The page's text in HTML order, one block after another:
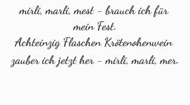
mirli, marli, mest - brauch ich für
mein Fest.
Achteinzig Flaschen Krötenohenwein
zauber ich jetzt her - mirli, marli, mer.